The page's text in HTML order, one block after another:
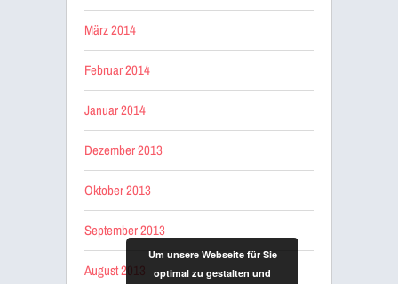
März 2014
Februar 2014
Januar 2014
Dezember 2013
Oktober 2013
September 2013
August 2013
Um unsere Webseite für Sie
optimal zu gestalten und